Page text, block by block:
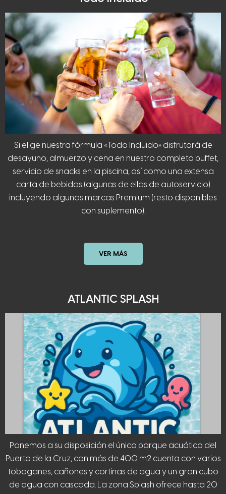
Si elige nuestra fórmula «Todo Incluido» disfrutará de
desayuno, almuerzo y cena en nuestro completo buffet,
servicio de snacks en la piscina, así como una extensa
carta de bebidas (algunas de ellas de autoservicio)
incluyendo algunas marcas Premium (resto disponibles
con suplemento).
VER MÁS
ATLANTIC SPLASH
Ponemos a su disposición el único parque acuático del
Puerto de la Cruz, con más de 400 m2 cuenta con varios
toboganes, cañones y cortinas de agua y un gran cubo
de agua con cascada. La zona Splash ofrece hasta 20